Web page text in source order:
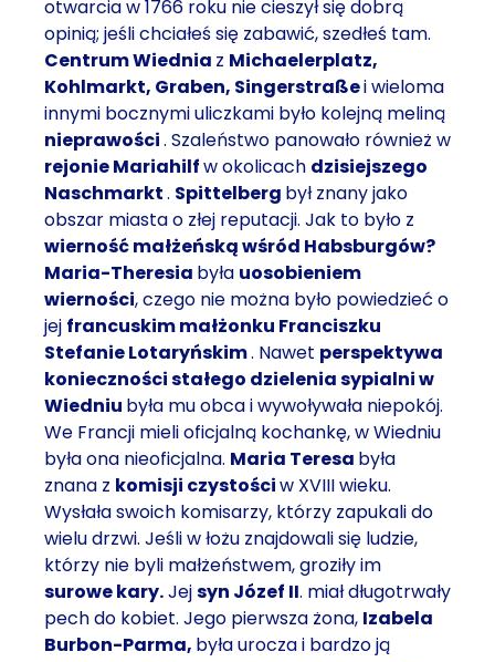
otwarcia w 1766 roku nie cieszył się dobrą
opinią; jeśli chciałeś się zabawić, szedłeś tam.
Centrum Wiednia z Michaelerplatz,
Kohlmarkt, Graben, Singerstraßei wieloma
innymi bocznymi uliczkami było kolejną meliną
nieprawości. Szaleństwo panowało również w
rejonie Mariahilfw okolicach dzisiejszego
Naschmarkt. Spittelberg był znany jako
obszar miasta o złej reputacji. Jak to było z
wierność małżeńską wśród Habsburgów?
Maria-Theresia była uosobieniem
wierności, czego nie można było powiedzieć o
jej francuskim małżonku Franciszku
Stefanie Lotaryńskim. Nawet perspektywa
konieczności stałego dzielenia sypialni w
Wiedniu była mu obca i wywoływała niepokój.
We Francji mieli oficjalną kochankę, w Wiedniu
była ona nieoficjalna. Maria Teresa była
znana z komisji czystościw XVIII wieku.
Wysłała swoich komisarzy, którzy zapukali do
wielu drzwi. Jeśli w łożu znajdowali się ludzie,
którzy nie byli małżeństwem, groziły im
surowe kary.Jejsyn Józef II. miał długotrwały
pech do kobiet. Jego pierwsza żona, Izabela
Burbon-Parma, była urocza i bardzo ją